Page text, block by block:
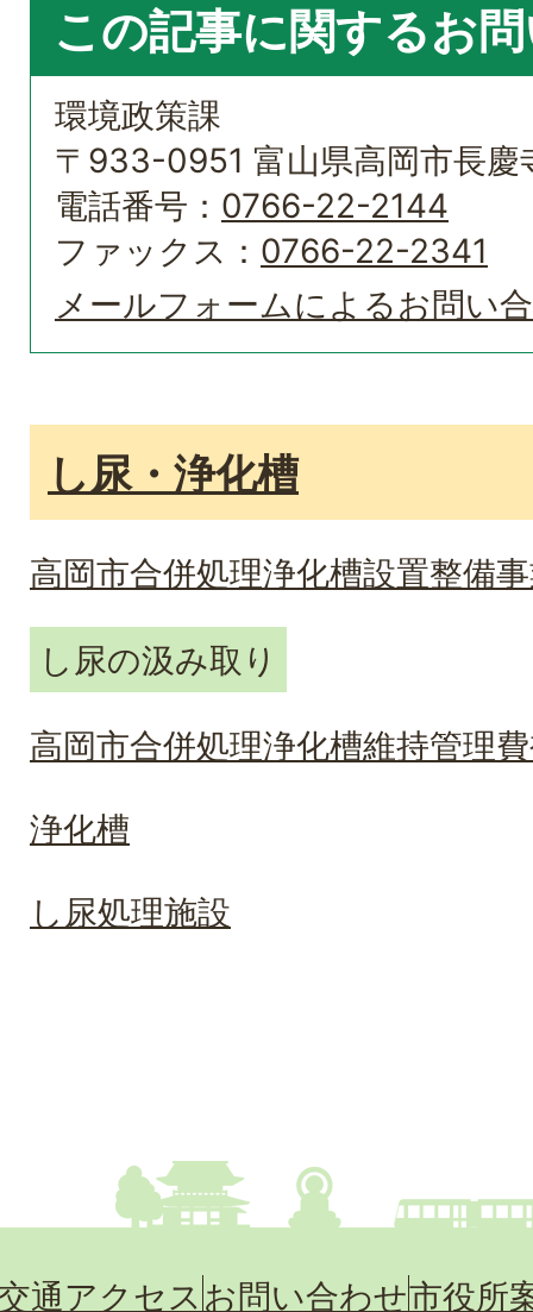
この記事に関するお
環境政策課
〒933-0951 富山県高岡市長
電話番号： 0766-22-2144
ファックス： 0766-22-2341
メールフォームによるお問い
し尿・浄化槽
高岡市合併処理浄化槽設置整備
し尿の汲み取り
高岡市合併処理浄化槽維持管理
浄化槽
し尿処理施設
通アクセス お問い合わせ市役所